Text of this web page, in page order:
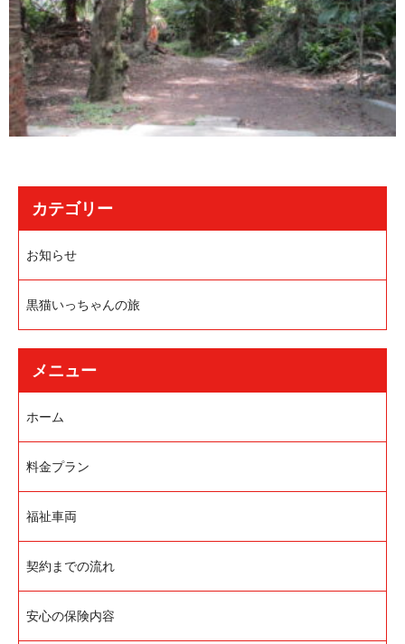
カテゴリー
お知らせ
黒猫いっちゃんの旅
メニュー
ホーム
料金プラン
福祉車両
契約までの流れ
安心の保険内容